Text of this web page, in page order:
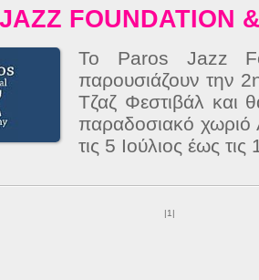
FOUNDATION
Το Paros Jazz
παρουσιάζουν την
Τζαζ Φεστιβάλ και
παραδοσιακό
τις 5 Ιούλιος έως
|1 |